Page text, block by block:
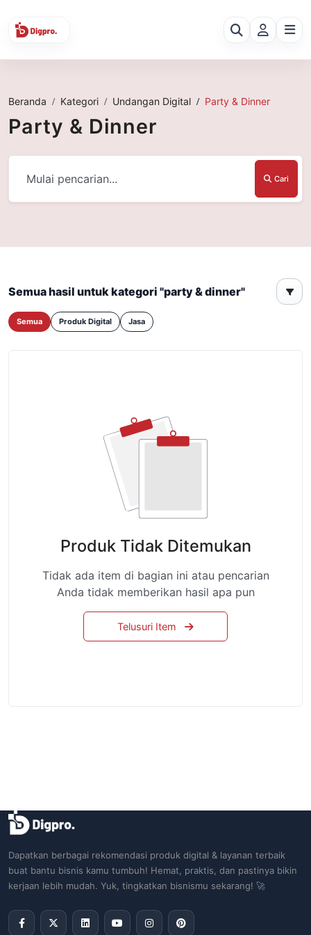
Beranda Kategori Undangan Digital Party & Dinner
Party & Dinner
Cari
Semua hasil untuk kategori "party & dinner"
Semua Produk Digital Jasa
Produk Tidak Ditemukan
Tidak ada item di bagian ini atau pencarian
Anda tidak memberikan hasil apa pun
Telusuri Item
Dapatkan berbagai rekomendasi produk digital & layanan terbaik
buat bantu bisnis kamu tumbuh! Hemat, praktis, dan pastinya bikin
kerjaan lebih mudah. Yuk, tingkatkan bisnismu sekarang! 🚀